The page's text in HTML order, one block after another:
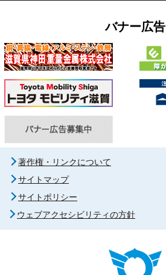
バナー広告
著作権・リンクについて
サイトマップ
サイトポリシー
ウェブアクセシビリティの方針